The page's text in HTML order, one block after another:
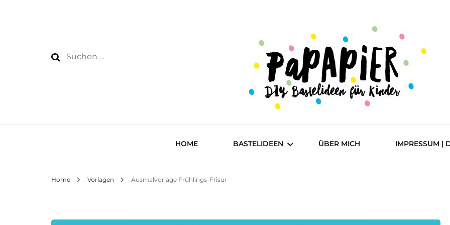
Suchen
Papapier
DIY Bastelideen für Kinder
HOME BASTELIDEEN ÜBER MICH IMPRESSUM |
Home Vorlagen Ausmalvorlage Frühlings-Frisur